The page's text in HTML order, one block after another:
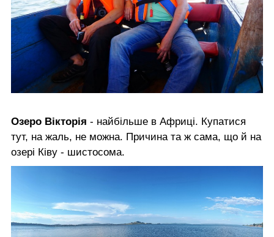
Озеро Вікторія - найбільше в Африці. Купатися
тут, на жаль, не можна. Причина та ж сама, що й на
озері Ківу - шистосома.